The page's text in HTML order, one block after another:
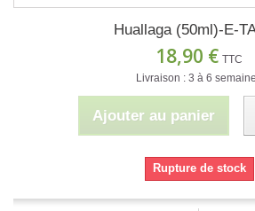
Huallaga (50ml)-E-
18,90 € TTC
Livraison : 3 à 6
Ajouter au panier
Rupture de stock